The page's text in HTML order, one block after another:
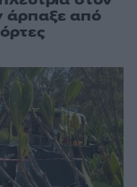
άρπαξε από